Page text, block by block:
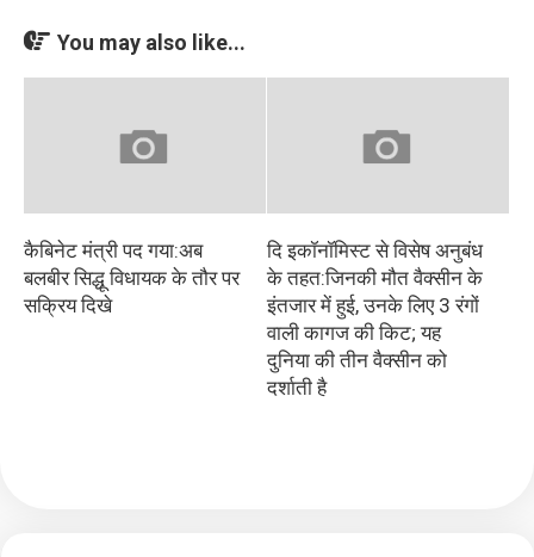
You may also like...
कैबिनेट मंत्री पद गया:अब
बलबीर सिद्धू विधायक के तौर पर
सक्रिय दिखे
दि इकॉनॉमिस्ट से विसेष अनुबंध
के तहत:जिनकी मौत वैक्सीन के
इंतजार में हुई, उनके लिए 3 रंगों
वाली कागज की किट; यह
दुनिया की तीन वैक्सीन को
दर्शाती है